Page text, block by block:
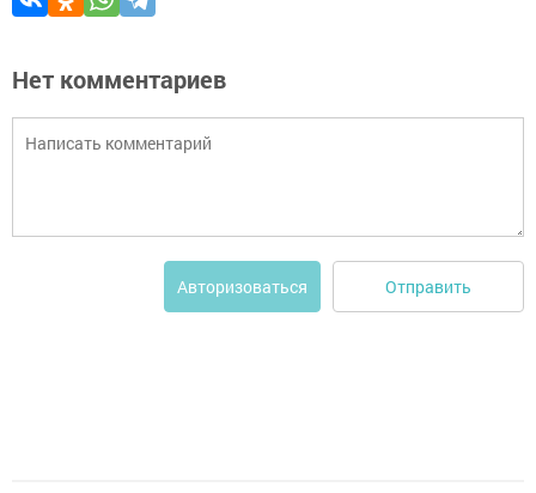
Нет комментариев
Авторизоваться Отправить